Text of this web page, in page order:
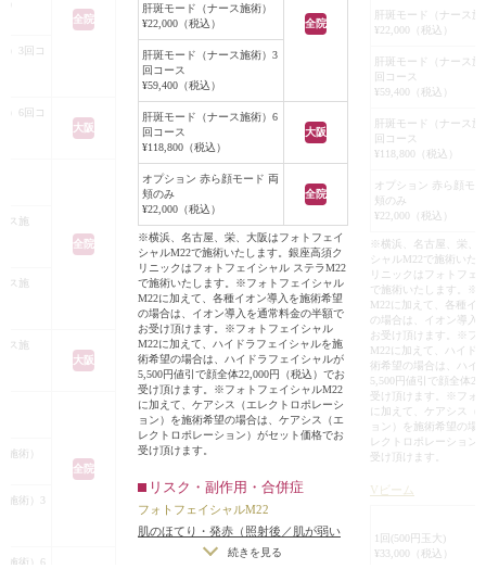
硬さを2種類使用
を行い、合計3本
りしたくぼみがハ
になり、頬骨の出
ルM22の効果で、
ルロン酸を注入す
全院
）3回コ
）6回コ
大阪
全院
ス施
ス施
ス施
大阪
全院
施術）
施術）3
施術）6
全院
肝斑モード（ナース施術）
¥22,000（税込）
肝斑モード（ナース施術）3
回コース
¥59,400（税込）
肝斑モード（ナース施術）6
回コース
¥118,800（税込）
大阪
オプション 赤ら顔モード 両
頬のみ
¥22,000（税込）
全院
※横浜、名古屋、栄、大阪はフォトフェイ
シャルM22で施術いたします。銀座高須ク
リニックはフォトフェイシャル ステラM22
で施術いたします。※フォトフェイシャル
M22に加えて、各種イオン導入を施術希望
の場合は、イオン導入を通常料金の半額で
お受け頂けます。※フォトフェイシャル
M22に加えて、ハイドラフェイシャルを施
術希望の場合は、ハイドラフェイシャルが
5,500円値引で顔全体22,000円（税込）でお
受け頂けます。※フォトフェイシャルM22
に加えて、ケアシス（エレクトロポレーシ
ョン）を施術希望の場合は、ケアシス（エ
レクトロポレーション）がセット価格でお
受け頂けます。
リスク・副作用・合併症
フォトフェイシャルM22
肌のほてり・発赤（照射後／肌が弱い
方・敏感肌の方）続きを見る
ニキビは、跡にな
なって、ニキビが
で、コントロール
お肌が硬くて、毛
が沢山詰まってい
方には、ピーリン
の汚れを取ってか
をオススメしてい
肝斑モード（ナース施
¥22,000（税込）
肝斑モード（ナース施
回コース
¥59,400（税込）
肝斑モード（ナース施
回コース
¥118,800（税込）
オプション 赤ら顔モ
頬のみ
¥22,000（税込）
※横浜、名古屋、栄、
シャルM22で施術いた
リニックはフォトフェ
で施術いたします。※
M22に加えて、各種イ
の場合は、イオン導入
お受け頂けます。※フ
M22に加えて、ハイド
術希望の場合は、ハイ
5,500円値引で顔全体
受け頂けます。※フォ
に加えて、ケアシス（
ョン）を施術希望の場
レクトロポレーション
受け頂けます。
Vビーム
1回(500円玉大)
¥33,000（税込）